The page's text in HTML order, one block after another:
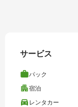
サービス
パック
宿泊
レンタカー